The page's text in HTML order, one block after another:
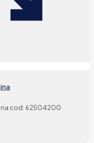
cod: 62504200